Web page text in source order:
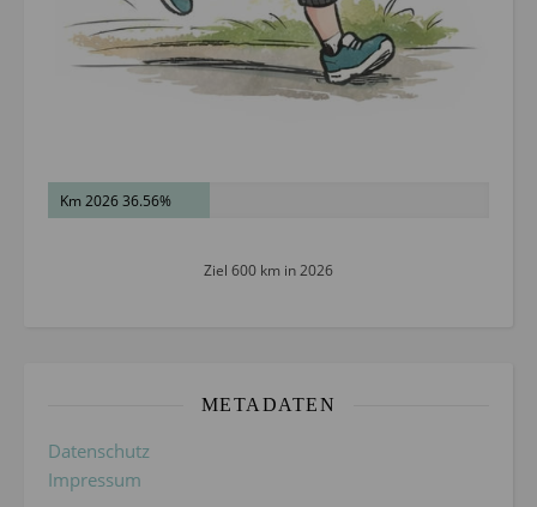
Km 2026 36.56%
Ziel 600 km in 2026
METADATEN
Datenschutz
Impressum